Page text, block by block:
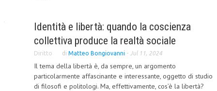
FISCALITÀ INTERNAZIONALE
TAX RISK MANAGEMENT
CRIMINOLOGIA TRIBUTARIA
CFC E PARADISI FISCALI
Identità e libertà: quando la coscienza
collettiva produce la realtà sociale
Diritto di Matteo Bongiovanni - Jul 11, 2024
Il tema della libertà è, da sempre, un argomento
particolarmente affascinante e interessante, oggetto di studio
di filosofi e politologi. Ma, effettivamente, cos’è la libertà?